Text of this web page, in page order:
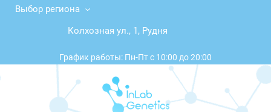
Выбор региона
Колхозная ул., 1, Рудня
График работы: Пн-Пт с 10:00 до 20:00